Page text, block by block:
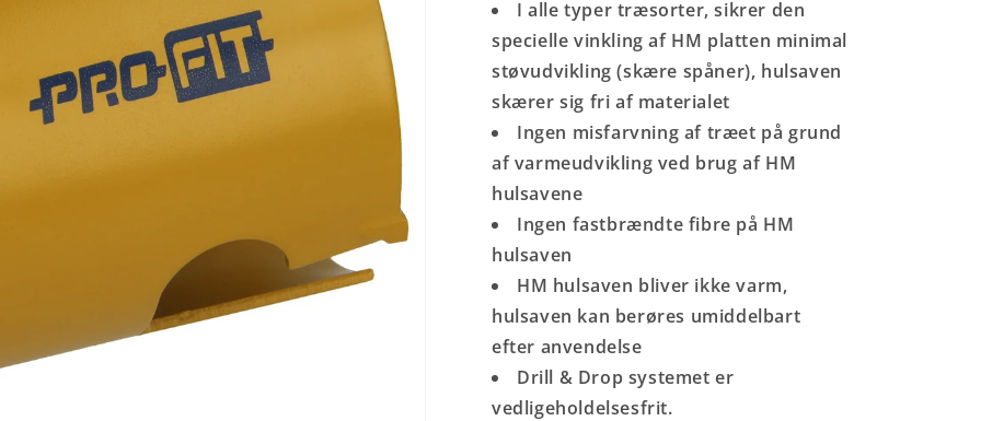
I alle typer træsorter, sikrer den
specielle vinkling af HM platten minimal
støvudvikling (skære spåner), hulsaven
skærer sig fri af materialet
Ingen misfarvning af træet på grund
af varmeudvikling ved brug af HM
hulsavene
Ingen fastbrændte fibre på HM
hulsaven
HM hulsaven bliver ikke varm,
hulsaven kan berøres umiddelbart
efter anvendelse
Drill & Drop systemet er
vedligeholdelsesfrit.